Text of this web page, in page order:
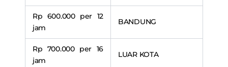
Rp 600.000 per 12
jam
BANDUNG
Rp 700.000 per 16
jam
LUAR KOTA